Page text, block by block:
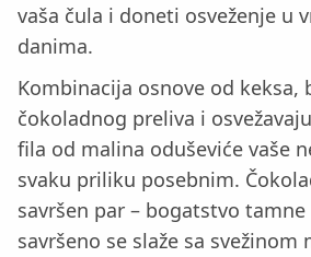
vaša čula i doneti osveženje u
danima.
Kombinacija osnove od keksa,
čokoladnog preliva i
fila od malina oduševiće vaše
svaku priliku posebnim.
savršen par – bogatstvo
savršeno se slaže sa svežinom